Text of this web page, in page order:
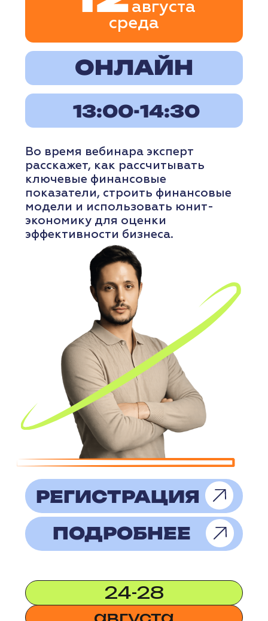
это площадка
для практических идей,
сильной экспертизы
и деловых событий
Нижнего Новгорода.
+7 (920) 028-22-48
Cookie Policy
Политика обработки
персональных данных
Юридическая информация
Согласие на обработку